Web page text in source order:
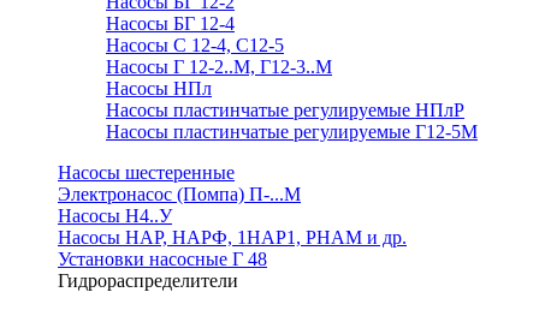
Насосы БГ 12-4
Насосы С 12-4, С12-5
Насосы Г 12-2..М, Г12-3..М
Насосы НПл
Насосы пластинчатые регулируемые НПлР
Насосы пластинчатые регулируемые Г12-5М
Насосы шестеренные
Электронасос (Помпа) П-...М
Насосы Н4..У
Насосы НАР, НАРФ, 1НАР1, РНАМ и др.
Установки насосные Г 48
Гидрораспределители